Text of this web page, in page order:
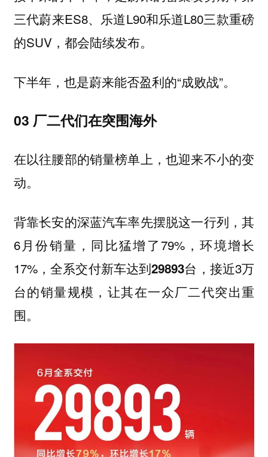
三代蔚来ES8、乐道L90和乐道L80三款重磅
的SUV，都会陆续发布。
下半年，也是蔚来能否盈利的“成败战”。
03 厂二代们在突围海外
在以往腰部的销量榜单上，也迎来不小的变
动。
背靠长安的深蓝汽车率先摆脱这一行列，其
6月份销量，同比猛增了79%，环境增长
17%，全系交付新车达到29893台 ，接近3万
台的销量规模，让其在一众厂二代突出重
围。